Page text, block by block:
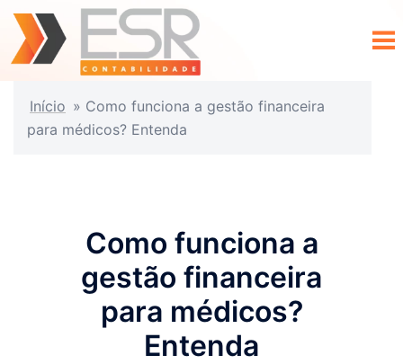
Início » Como funciona a gestão financeira
para médicos? Entenda
Como funciona a
gestão financeira
para médicos?
Entenda